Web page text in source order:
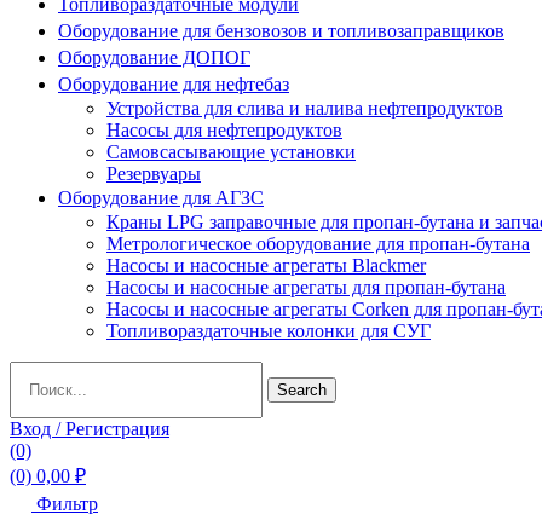
Топливораздаточные модули
Оборудование для бензовозов и топливозаправщиков
Оборудование ДОПОГ
Оборудование для нефтебаз
Устройства для слива и налива нефтепродуктов
Насосы для нефтепродуктов
Самовсасывающие установки
Резервуары
Оборудование для АГЗС
Краны LPG заправочные для пропан-бутана и
Метрологическое оборудование для пропан-бутана
Насосы и насосные агрегаты Blackmer
Насосы и насосные агрегаты для пропан-бутана
Насосы и насосные агрегаты Corken для пропан-
Топливораздаточные колонки для СУГ
for:
Search
Вход / Регистрация
(0)
(0) 0,00 ₽
Фильтр